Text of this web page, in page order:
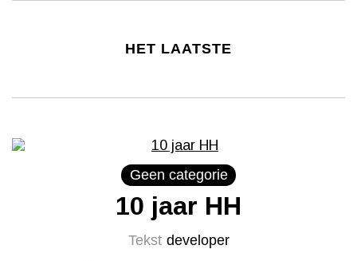
HET LAATSTE
Geen categorie
10 jaar HH
Tekst developer